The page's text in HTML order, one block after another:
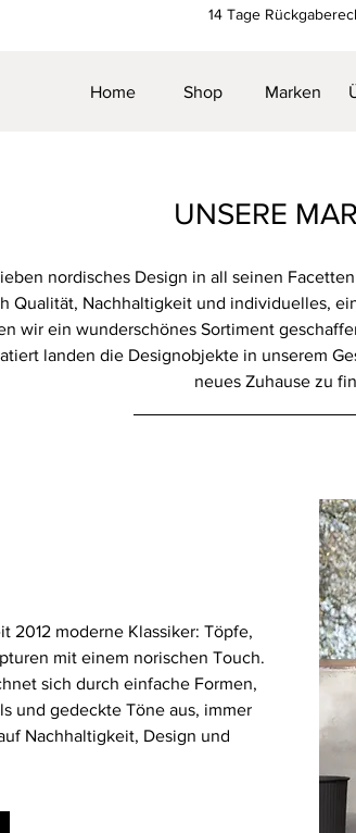
14 Tage
Home Shop Marken
UNSERE
nordisches Design in all seinen
Qualität, Nachhaltigkeit und individuelles,
wir ein wunderschönes Sortiment
landen die Designobjekte in unserem
neues Zuhause zu
2012 moderne Klassiker: Töpfe,
mit einem norischen Touch.
sich durch einfache Formen,
und gedeckte Töne aus, immer
Nachhaltigkeit, Design und